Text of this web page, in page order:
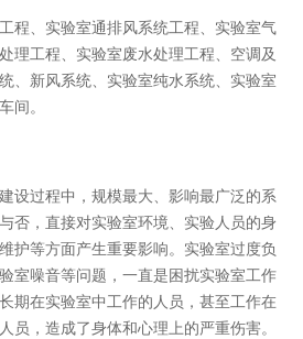
、实验室通排风系统工程、实验室气
理工程、实验室废水处理工程、空调及
、新风系统、实验室纯水系统、实验室
间。
过程中，规模最大、影响最广泛的系
否，直接对实验室环境、实验人员的身
护等方面产生重要影响。实验室过度负
室噪音等问题，一直是困扰实验室工作
期在实验室中工作的人员，甚至工作在
员，造成了身体和心理上的严重伤害。